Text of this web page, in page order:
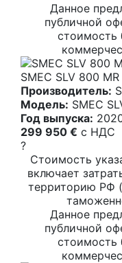
Данное
публичной
стоимость
SMEC SLV 800 MR
Производитель:
Модель: SMEC
Год выпуска:
299 950 € c НДС
?
Стоимость
включает
территорию РФ
Данное
публичной
стоимость